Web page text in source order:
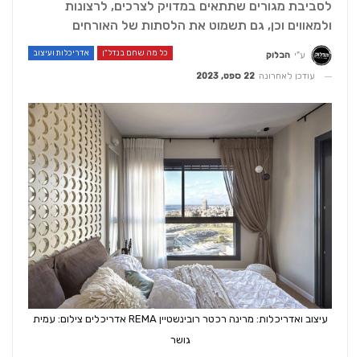
לסביבת מגורים שתתאים במדויק לצרכים, לרצונות
ולמאווים וכן, גם תשמוט את הלסתות של האורחים
כל מה שחם בנדל"ן אדריכלות ועיצוב ע"י הבלוק
עודכן לאחרונה 22 ספט, 2023
עיצוב ואדריכלות: מרינה רכטר רובינשטיין REMA אדריכלים צילום: עמית
גושר